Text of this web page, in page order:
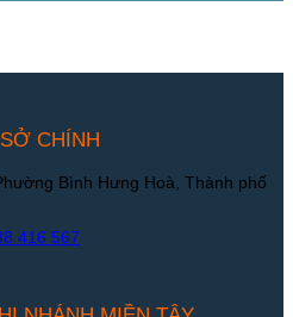
CHÍNH
Bình Hưng Hoà, Thành phố
416 567